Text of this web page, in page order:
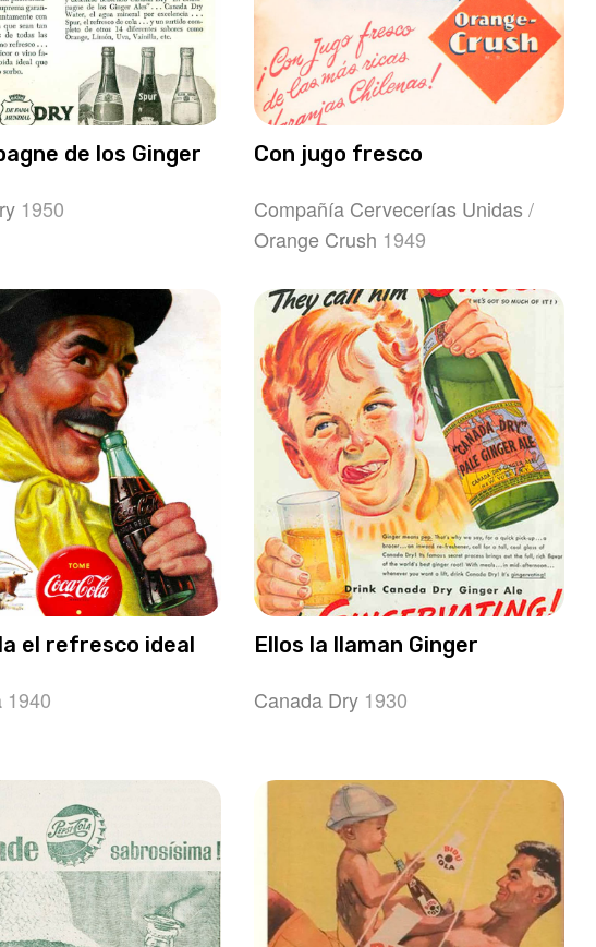
de los Ginger
1950
Con jugo fresco
Compañía Cervecerías Unidas /
Orange Crush 1949
el refresco ideal
1940
Ellos la llaman Ginger
Canada Dry 1930